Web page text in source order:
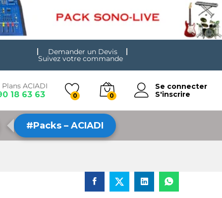
Demander un Devis
Suivez votre commande
ACIADI
18 63 63 0 0
Se connecter
S'inscrire
#Packs – ACIADI